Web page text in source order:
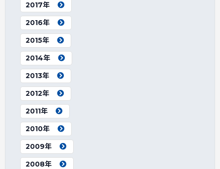
2017年
2016年
2015年
2014年
2013年
2012年
2011年
2010年
2009年
2008年